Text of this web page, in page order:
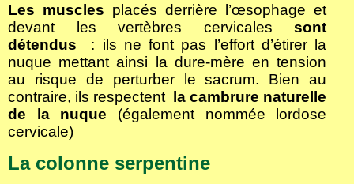
Les muscles placés derrière l’œsophage et
devant les vertèbres cervicalessont
détendus
: ils ne font pas l’effort d’étirer la
nuque mettant ainsi la dure-mère en tension
au risque de perturber le sacrum. Bien au
contraire, ils respectent
la cambrure naturelle
de la nuque (également nommée lordose
cervicale)
La colonne serpentine